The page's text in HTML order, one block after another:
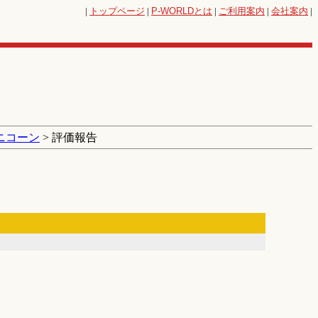
| トップページ | P-WORLDとは | ご利用案内 | 会社案内 |
コーン > 評価報告